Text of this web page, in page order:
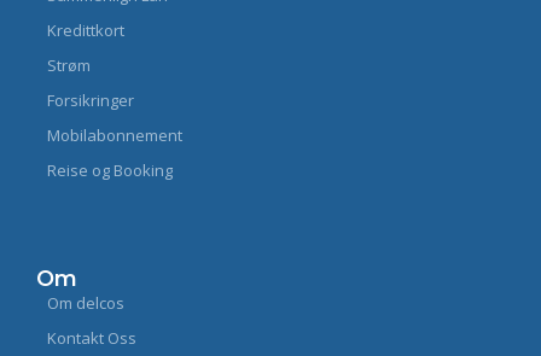
Kredittkort
Strøm
Forsikringer
Mobilabonnement
Reise og Booking
Om
Om delcos
Kontakt Oss